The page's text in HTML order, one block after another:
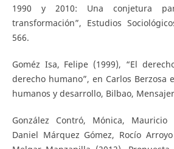
1990 y 2010: Una conjetura
transformación”, Estudios
566.
Goméz Isa, Felipe (1999), “El
derecho humano”, en Carlos Berzosa
humanos y desarrollo, Bilbao,
González Contró, Mónica, Mauricio
Daniel Márquez Gómez, Rocío